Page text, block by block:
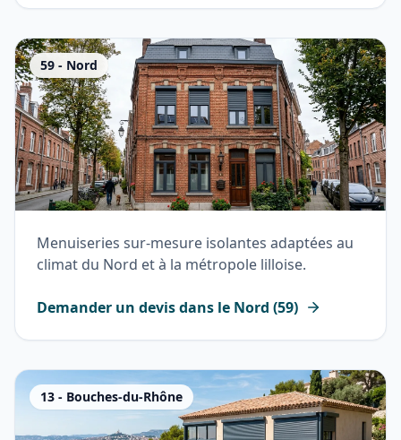
59 - Nord
Menuiseries sur-mesure isolantes adaptées au
climat du Nord et à la métropole lilloise.
Demander un devis dans le Nord (59)
13 - Bouches-du-Rhône